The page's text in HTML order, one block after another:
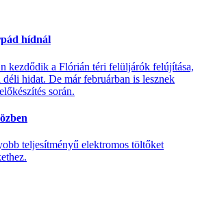
hídnál
kezdődik a Flórián téri felüljárók felújítása,
hidat. De már februárban is lesznek
során.
teljesítményű elektromos töltőket